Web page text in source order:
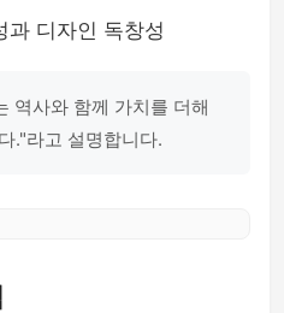
과 디자인 독창성
역사와 함께 가치를 더해
."라고 설명합니다.